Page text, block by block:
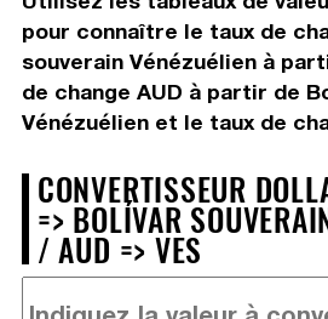
pour connaître le taux de
souverain Vénézuélien à
de change AUD à partir de
Vénézuélien et le taux de
CONVERTISSEUR
=> BOLÍVAR
/ AUD => VES